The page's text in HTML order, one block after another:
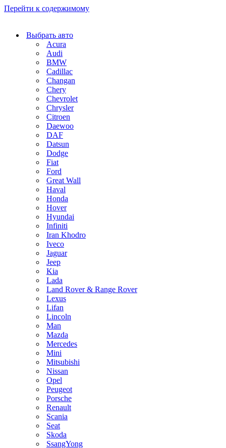
Перейти к содержимому
Выбрать авто
Acura
Audi
BMW
Cadillac
Changan
Chery
Chevrolet
Chrysler
Citroen
Daewoo
DAF
Datsun
Dodge
Fiat
Ford
Great Wall
Haval
Honda
Hover
Hyundai
Infiniti
Iran Khodro
Iveco
Jaguar
Jeep
Kia
Lada
Land Rover & Range Rover
Lexus
Lifan
Lincoln
Man
Mazda
Mercedes
Mini
Mitsubishi
Nissan
Opel
Peugeot
Porsche
Renault
Scania
Seat
Skoda
SsangYong